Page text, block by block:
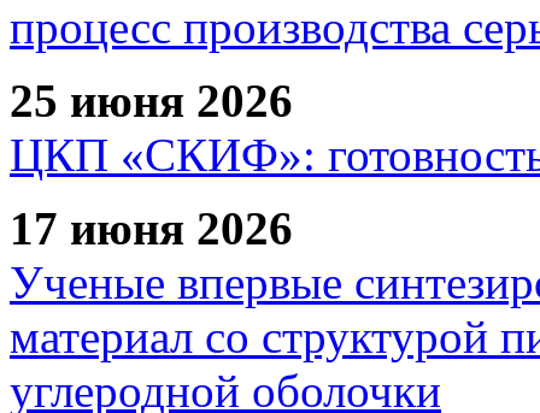
процесс производства
25 июня 2026
ЦКП «СКИФ»: готовность
17 июня 2026
Ученые впервые
материал со структурой
углеродной оболочки